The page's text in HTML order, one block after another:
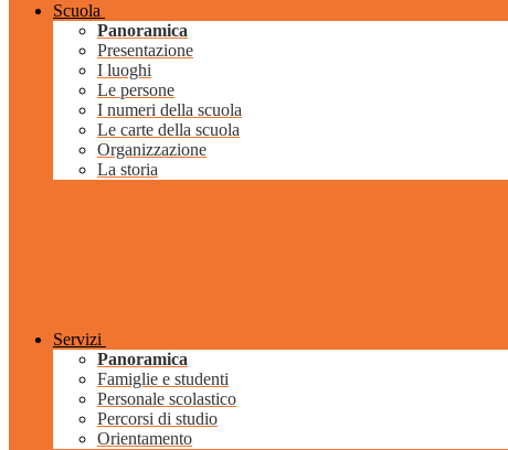
Scuola
Panoramica
Presentazione
I luoghi
Le persone
I numeri della scuola
Le carte della scuola
Organizzazione
La storia
Servizi
Panoramica
Famiglie e studenti
Personale scolastico
Percorsi di studio
Orientamento